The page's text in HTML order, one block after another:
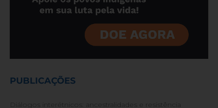
PUBLICAÇÕES
Diálogos interétnicos: ancestralidades e resistência